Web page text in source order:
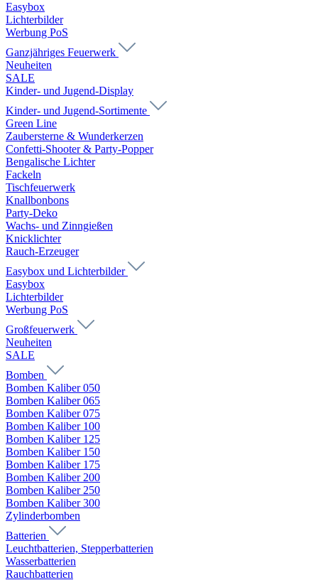
Easybox
Lichterbilder
Werbung PoS
Ganzjähriges Feuerwerk
Neuheiten
SALE
Kinder- und Jugend-Display
Kinder- und Jugend-Sortimente
Green Line
Zaubersterne & Wunderkerzen
Confetti-Shooter & Party-Popper
Bengalische Lichter
Fackeln
Tischfeuerwerk
Knallbonbons
Party-Deko
Wachs- und Zinngießen
Knicklichter
Rauch-Erzeuger
Easybox und Lichterbilder
Easybox
Lichterbilder
Werbung PoS
Großfeuerwerk
Neuheiten
SALE
Bomben
Bomben Kaliber 050
Bomben Kaliber 065
Bomben Kaliber 075
Bomben Kaliber 100
Bomben Kaliber 125
Bomben Kaliber 150
Bomben Kaliber 175
Bomben Kaliber 200
Bomben Kaliber 250
Bomben Kaliber 300
Zylinderbomben
Batterien
Leuchtbatterien, Stepperbatterien
Wasserbatterien
Rauchbatterien